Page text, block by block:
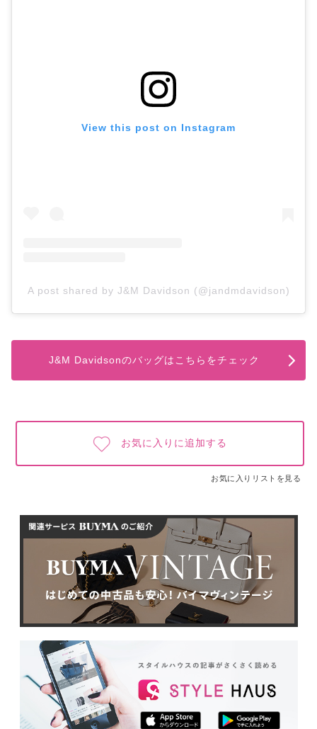
View this post on Instagram
A post shared by J&M Davidson (@jandmdavidson)
J&M Davidsonのバッグはこちらをチェック
お気に入りに追加する
お気に入りリストを見る